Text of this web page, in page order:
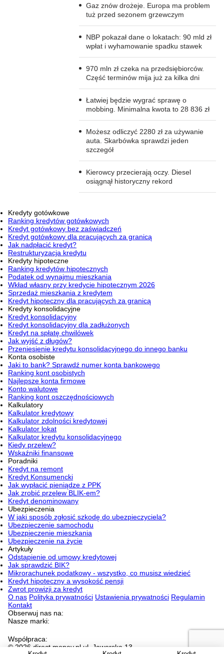
Gaz znów drożeje. Europa ma problem
tuż przed sezonem grzewczym
NBP pokazał dane o lokatach: 90 mld zł
wpłat i wyhamowanie spadku stawek
970 mln zł czeka na przedsiębiorców.
Część terminów mija już za kilka dni
Łatwiej będzie wygrać sprawę o
mobbing. Minimalna kwota to 28 836 zł
Możesz odliczyć 2280 zł za używanie
auta. Skarbówka sprawdzi jeden
szczegół
Kierowcy przecierają oczy. Diesel
osiągnął historyczny rekord
Kredyty gotówkowe
Ranking kredytów gotówkowych
Kredyt gotówkowy bez zaświadczeń
Kredyt gotówkowy dla pracujących za granicą
Jak nadpłacić kredyt?
Restrukturyzacja kredytu
Kredyty hipoteczne
Ranking kredytów hipotecznych
Podatek od wynajmu mieszkania
Wkład własny przy kredycie hipotecznym 2026
Sprzedaż mieszkania z kredytem
Kredyt hipoteczny dla pracujących za granicą
Kredyty konsolidacyjne
Kredyt konsolidacyjny
Kredyt konsolidacyjny dla zadłużonych
Kredyt na spłatę chwilówek
Jak wyjść z długów?
Przeniesienie kredytu konsolidacyjnego do innego banku
Konta osobiste
Jaki to bank? Sprawdź numer konta bankowego
Ranking kont osobistych
Najlepsze konta firmowe
Konto walutowe
Ranking kont oszczędnościowych
Kalkulatory
Kalkulator kredytowy
Kalkulator zdolności kredytowej
Kalkulator lokat
Kalkulator kredytu konsolidacyjnego
Kiedy przelew?
Wskaźniki finansowe
Poradniki
Kredyt na remont
Kredyt Konsumencki
Jak wypłacić pieniądze z PPK
Jak zrobić przelew BLIK-em?
Kredyt denominowany
Ubezpieczenia
W jaki sposób zgłosić szkodę do ubezpieczyciela?
Ubezpieczenie samochodu
Ubezpieczenie mieszkania
Ubezpieczenie na życie
Artykuły
Odstąpienie od umowy kredytowej
Jak sprawdzić BIK?
Mikrorachunek podatkowy - wszystko, co musisz wiedzieć
Kredyt hipoteczny a wysokość pensji
Zwrot prowizji za kredyt
O nas Polityka prywatności Ustawienia prywatności Regulamin
Kontakt
Obserwuj nas na:
Nasze marki:
Współpraca:
© 2026 direct.money.pl ul. Jaworska 13,